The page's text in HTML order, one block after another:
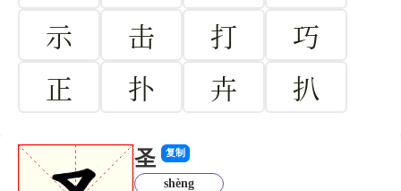
示
击 打
巧
正
扑 卉 扒
圣 复制
shèng